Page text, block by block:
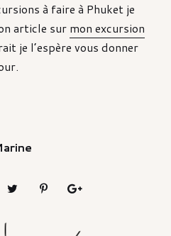
à faire à Phuket je
article sur mon excursion
je l’espère vous donner